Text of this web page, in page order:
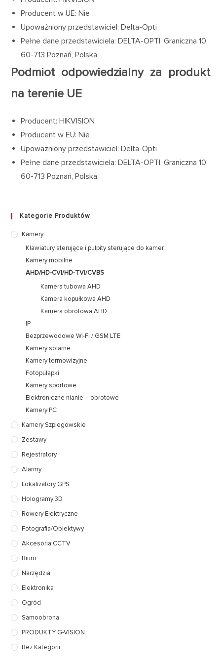
Producent w UE: Nie
Upoważniony przedstawiciel: Delta-Opti
Pełne dane przedstawiciela: DELTA-OPTI, Graniczna 10,
60-713 Poznań, Polska
Podmiot odpowiedzialny za produkt
na terenie UE
Producent: HIKVISION
Producent w EU: Nie
Upoważniony przedstawiciel: Delta-Opti
Pełne dane przedstawiciela: DELTA-OPTI, Graniczna 10,
60-713 Poznań, Polska
Kategorie Produktów
Kamery
Klawiatury sterujące i pulpity sterujące do kamer
Kamery mobilne
AHD/HD-CVI/HD-TVI/CVBS
Kamera tubowa AHD
Kamera kopułkowa AHD
Kamera obrotowa AHD
IP
Bezprzewodowe Wi-Fi / GSM LTE
Kamery solarne
Kamery termowizyjne
Fotopułapki
Kamery sportowe
Elektroniczne nianie – obrotowe
Kamery PC
Kamery Szpiegowskie
Zestawy
Rejestratory
Alarmy
Lokalizatory GPS
Hologramy 3D
Rowery Elektryczne
Fotografia/Obiektywy
Akcesoria CCTV
Biuro
Narzędzia
Elektronika
Ogród
Samoobrona
PRODUKTY G-VISION.
Bez Kategorii